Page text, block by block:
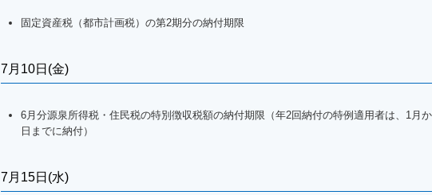
固定資産税（都市計画税）の第2期分の納付期限
7月10日(金)
6月分源泉所得税・住民税の特別徴収税額の納付期限（年2回納付の特例適用者は、1月
日までに納付）
7月15日(水)